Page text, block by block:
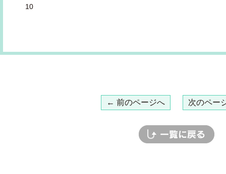
10
← 前のページへ 次のペー